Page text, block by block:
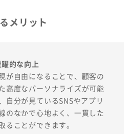
メリット
的な向上
が自由になることで、顧客の
高度なパーソナライズが可能
自分が見ているSNSやアプリ
のなかで心地よく、一貫した
ることができます。